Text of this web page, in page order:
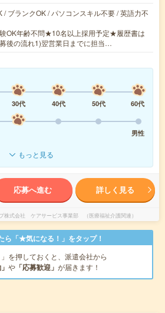
/ ブランクOK / パソコンスキル不要 / 英語力不
OK年齢不問★10名以上採用予定★履歴書は
後の流れ1)翌営業日までに担当…
30代 40代 50代
60代
男性
もっと見る
応募へ進む 詳しく見る
株式会社 ケアサービス事業部 （医療福祉介護関連）
ら「★気になる！」をタップ！
」を押しておくと、派遣会社から
や 「応募歓迎」 が届きます！